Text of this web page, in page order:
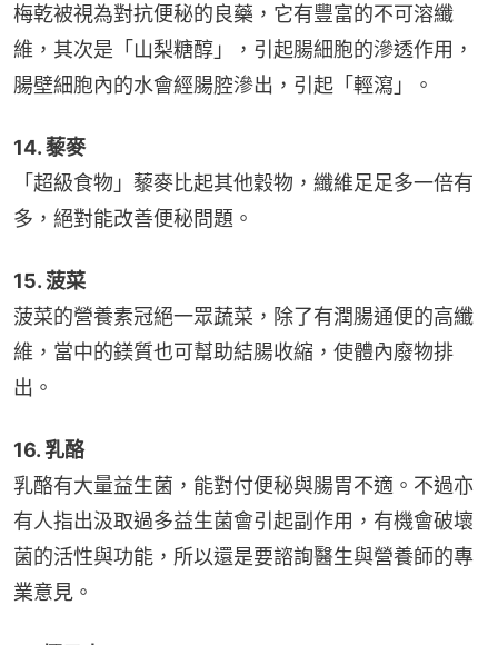
梅乾被視為對抗便秘的良藥，它有豐富的不可溶纖
維，其次是「山梨糖醇」，引起腸細胞的滲透作用，
腸壁細胞內的水會經腸腔滲出，引起「輕瀉」。
14. 藜麥
「超級食物」藜麥比起其他穀物，纖維足足多一倍有
多，絕對能改善便秘問題。
15. 菠菜
菠菜的營養素冠絕一眾蔬菜，除了有潤腸通便的高纖
維，當中的鎂質也可幫助結腸收縮，使體內廢物排
出。
16. 乳酪
乳酪有大量益生菌，能對付便秘與腸胃不適。不過亦
有人指出汲取過多益生菌會引起副作用，有機會破壞
菌的活性與功能，所以還是要諮詢醫生與營養師的專
業意見。